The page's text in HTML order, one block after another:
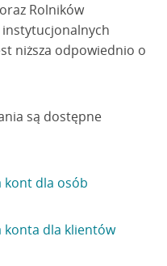
Rolników
niższa odpowiednio o
są dostępne
kont dla osób
dla klientów